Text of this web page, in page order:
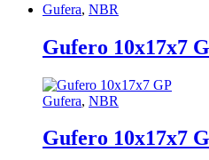
Gufera, NBR
Gufero 10x17x7
Gufera, NBR
Gufero 10x17x7